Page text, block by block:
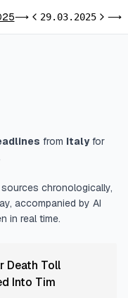
⟶Previous day
29.03.2025Next⟶
from Italyfor
chronologically,
accompanied by AI
in real time.
Death Toll
Into Tim